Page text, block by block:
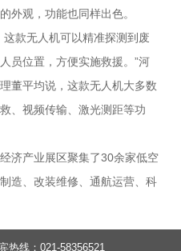
外观，功能也同样出色。
款无人机可以精准探测到废
员位置，方便实施救援。”河
董平均说，这款无人机大多数
、视频传输、激光测距等功
产业展区聚集了30余家低空
造、改装维修、通航运营、科
热线：021-58356521